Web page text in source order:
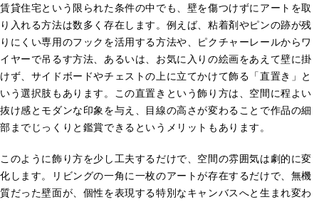
賃貸住宅という限られた条件の中でも、壁を傷つけずにアートを取
り入れる方法は数多く存在します。例えば、粘着剤やピンの跡が残
りにくい専用のフックを活用する方法や、ピクチャーレールからワ
イヤーで吊るす方法、あるいは、お気に入りの絵画をあえて壁に掛
けず、サイドボードやチェストの上に立てかけて飾る「直置き」と
いう選択肢もあります。この直置きという飾り方は、空間に程よい
抜け感とモダンな印象を与え、目線の高さが変わることで作品の細
部までじっくりと鑑賞できるというメリットもあります。
このように飾り方を少し工夫するだけで、空間の雰囲気は劇的に変
化します。リビングの一角に一枚のアートが存在するだけで、無機
質だった壁面が、個性を表現する特別なキャンバスへと生まれ変わ